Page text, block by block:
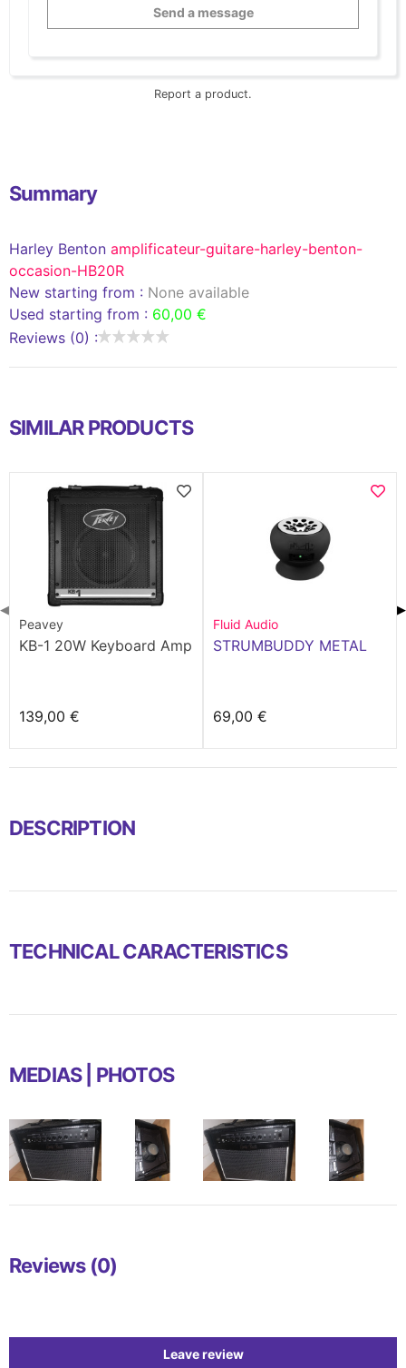
Send a message
Report a product.
Summary
Harley Benton amplificateur-guitare-harley-benton-
occasion-HB20R
New starting from : None available
Used starting from : 60,00 €
Reviews (0) :
SIMILAR PRODUCTS
Peavey
KB-1 20W Keyboard Amp
139,00 €
Fluid Audio
STRUMBUDDY METAL
69,00 €
◀ ▶
DESCRIPTION
TECHNICAL CARACTERISTICS
MEDIAS | PHOTOS
Reviews (0)
Leave review